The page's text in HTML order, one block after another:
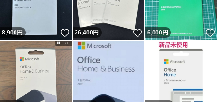
8,900円 いいね！
26,400円 いいね！
6,000円